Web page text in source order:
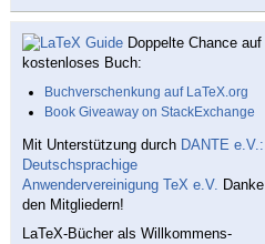
Doppelte Chance auf
kostenloses Buch:
Buchverschenkung auf LaTeX.org
Book Giveaway on StackExchange
Mit Unterstützung durch DANTE e.V.:
Deutschsprachige
Anwendervereinigung TeX e.V. Danke
den Mitgliedern!
LaTeX-Bücher als Willkommens-